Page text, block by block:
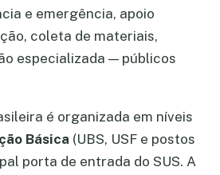
e emergência, apoio
coleta de materiais,
especializada — públicos
é organizada em níveis
Básica (UBS, USF e postos
porta de entrada do SUS. A